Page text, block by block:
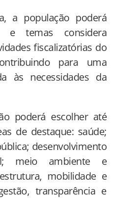
a população poderá
e temas considera
fiscalizatórias do
para uma
às necessidades da
poderá escolher até
de destaque: saúde;
desenvolvimento
meio ambiente e
mobilidade e
transparência e